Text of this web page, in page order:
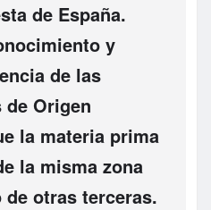
de España.
y
de las
de Origen
la materia prima
la misma zona
otras terceras.